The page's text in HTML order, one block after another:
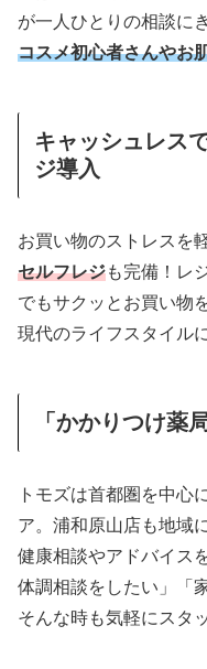
が一人ひとりの相談に
コスメ初心者さんやお
キャッシュレス
ジ導入
お買い物のストレスを
セルフレジも完備！レ
でもサクッとお買い物
現代のライフスタイル
「かかりつけ薬
トモズは首都圏を中心
ア。浦和原山店も地域
健康相談やアドバイス
体調相談をしたい」「
そんな時も気軽にスタ